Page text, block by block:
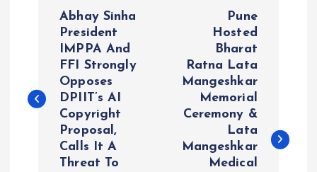
t
Abhay Sinha
President
IMPPA And
FFI Strongly
Opposes
DPIIT’s AI
Copyright
Proposal,
Calls It A
Threat To
Pune
Hosted
Bharat
Ratna Lata
Mangeshkar
Memorial
Ceremony &
Lata
Mangeshkar
Medical